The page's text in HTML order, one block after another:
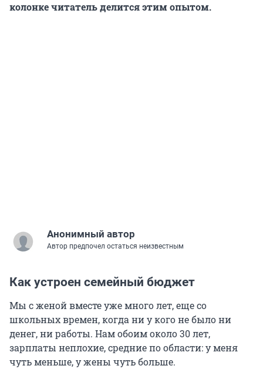
колонке читатель делится этим опытом.
Анонимный автор
Автор предпочел остаться неизвестным
Как устроен семейный бюджет
Мы с женой вместе уже много лет, еще со
школьных времен, когда ни у кого не было ни
денег, ни работы. Нам обоим около 30 лет,
зарплаты неплохие, средние по области: у меня
чуть меньше, у жены чуть больше.